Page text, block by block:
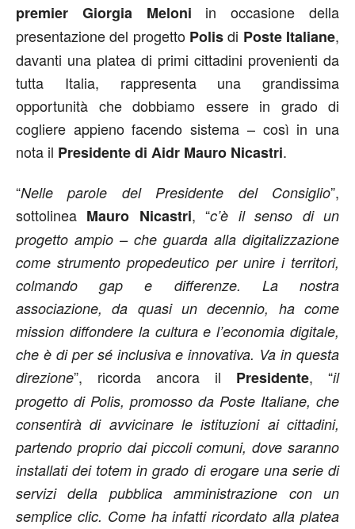
premier Giorgia Meloni in occasione della
presentazione del progetto Polisdi Poste Italiane,
davanti una platea di primi cittadini provenienti da
tutta Italia, rappresenta una grandissima
opportunità che dobbiamo essere in grado di
cogliere appieno facendo sistema – così in una
nota il Presidente di Aidr Mauro Nicastri.
“Nelle parole del Presidente del Consiglio”,
sottolinea Mauro Nicastri, “c’è il senso di un
progetto ampio – che guarda alla digitalizzazione
come strumento propedeutico per unire i territori,
colmando gap e differenze. La nostra
associazione, da quasi un decennio, ha come
mission diffondere la cultura e l’economia digitale,
che è di per sé inclusiva e innovativa. Va in questa
direzione”, ricorda ancora il Presidente, “il
progetto di Polis, promosso da Poste Italiane, che
consentirà di avvicinare le istituzioni ai cittadini,
partendo proprio dai piccoli comuni, dove saranno
installati dei totem in grado di erogare una serie di
servizi della pubblica amministrazione con un
semplice clic. Come ha infatti ricordato alla platea